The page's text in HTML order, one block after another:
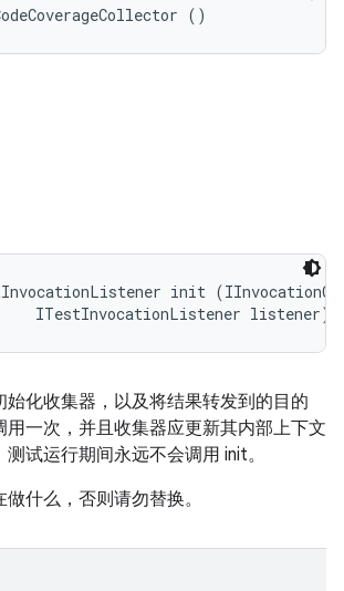
()
init
ITestInvocationListener listener)
始化收集器，以及将结果转发到的目的
用一次，并且收集器应更新其内部上下文
试运行期间永远不会调用 init。
什么，否则请勿替换。